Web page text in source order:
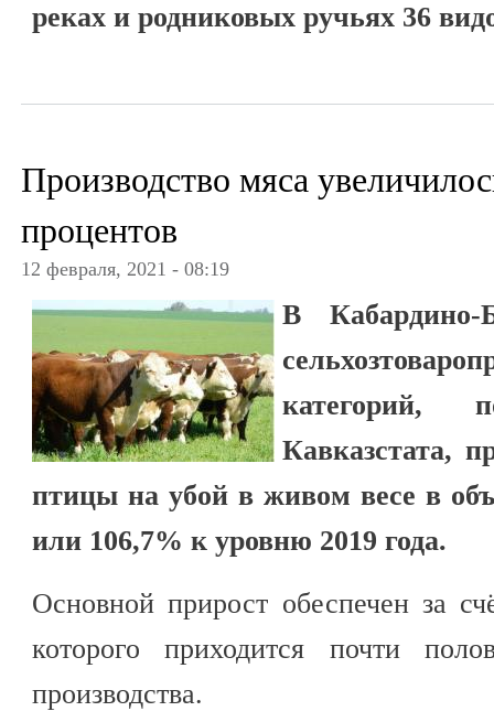
реках и родниковых ручьях 36
Производство мяса
процентов
12 февраля, 2021 - 08:19
В Кабардино-
категорий,
Кавказстата,
птицы на убой в живом весе в
или 106,7% к уровню 2019 года.
Основной прирост обеспечен за
которого приходится почти
производства.